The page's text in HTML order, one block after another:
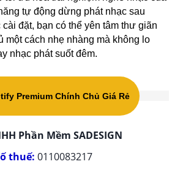
tự động dừng phát nhạc sau
đặt, bạn có thể yên tâm thư giãn
một cách nhẹ nhàng mà không lo
nhạc phát suốt đêm.
Premium Chính Chủ Giá Rẻ
Phần Mềm SADESIGN
thuế: 0110083217